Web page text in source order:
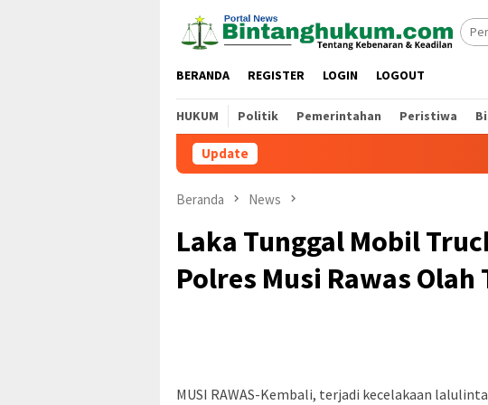
konten
BERANDA REGISTER LOGIN LOGOUT
HUKUM Politik Pemerintahan Peristiwa
Update
Beranda News
Laka Tunggal Mobil
Polres Musi Rawas Olah
MUSI RAWAS-Kembali, terjadi kecelakaan